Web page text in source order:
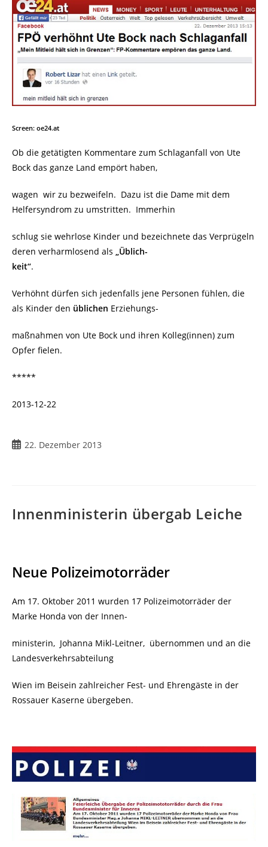
Screen: oe24.at
Ob die getätigten Kommentare zum Schlaganfall von Ute
Bock das ganze Land empört haben,
wagen wir zu bezweifeln. Dazu ist die Dame mit dem
Helfersyndrom zu umstritten. Immerhin
schlug sie wehrlose Kinder und bezeichnete das Verprügeln
deren verharmlosend als „Üblich-
keit“.
Verhöhnt dürfen sich jedenfalls jene Personen fühlen, die
als Kinder den üblichen Erziehungs-
maßnahmen von Ute Bock und ihren Kolleg(innen) zum
Opfer fielen.
*****
2013-12-22
22. Dezember 2013
Innenministerin übergab Leiche
Neue Polizeimotorräder
Am 17. Oktober 2011 wurden 17 Polizeimotorräder der
Marke Honda von der Innen-
ministerin, Johanna Mikl-Leitner, übernommen und an die
Landesverkehrsabteilung
Wien im Beisein zahlreicher Fest- und Ehrengäste in der
Rossauer Kaserne übergeben.